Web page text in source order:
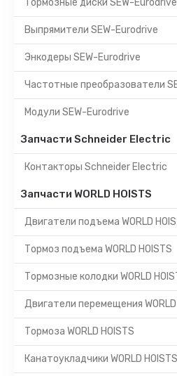
Тормозные диски SEW-Eurodrive
Выпрямители SEW-Eurodrive
Энкодеры SEW-Eurodrive
Частотные преобразователи
Модули SEW-Eurodrive
Запчасти Schneider Electric
Контакторы Schneider Electric
Запчасти WORLD HOISTS
Двигатели подъема WORLD
Тормоз подъема WORLD HOISTS
Тормозные колодки WORLD
Двигатели перемещения WORLD
Тормоза WORLD HOISTS
Канатоукладчики WORLD HOISTS